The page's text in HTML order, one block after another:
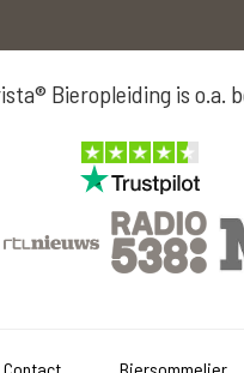
Bieropleiding is o.a.